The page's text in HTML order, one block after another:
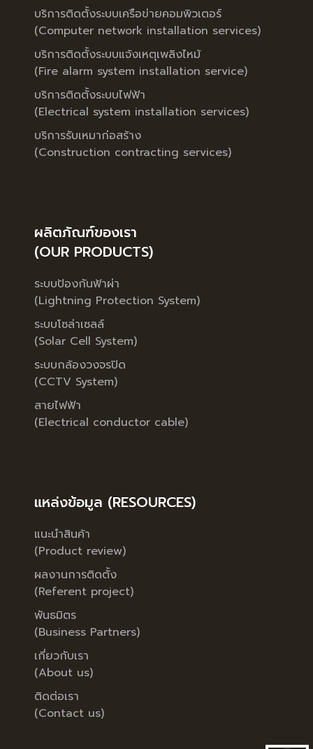
บริการติดตั้งระบบเครือข่ายคอมพิวเตอร์
(Computer network installation services)
บริการติดตั้งระบบแจ้งเหตุเพลิงไหม้
(Fire alarm system installation service)
บริการติดตั้งระบบไฟฟ้า
(Electrical system installation services)
บริการรับเหมาก่อสร้าง
(Construction contracting services)
ผลิตภัณฑ์ของเรา
(OUR PRODUCTS)
ระบบป้องกันฟ้าผ่า
(Lightning Protection System)
ระบบโซล่าเซลล์
(Solar Cell System)
ระบบกล้องวงจรปิด
(CCTV System)
สายไฟฟ้า
(Electrical conductor cable)
แหล่งข้อมูล (RESOURCES)
แนะนำสินค้า
(Product review)
ผลงานการติดตั้ง
(Referent project)
พันธมิตร
(Business Partners)
เกี่ยวกับเรา
(About us)
ติดต่อเรา
(Contact us)